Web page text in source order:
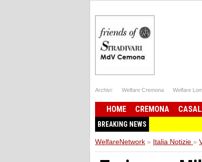
Archivi: Welfare Cremona Welfare
HOME CREMONA
BREAKING NEWS
WelfareNetwork » Italia Notizie »